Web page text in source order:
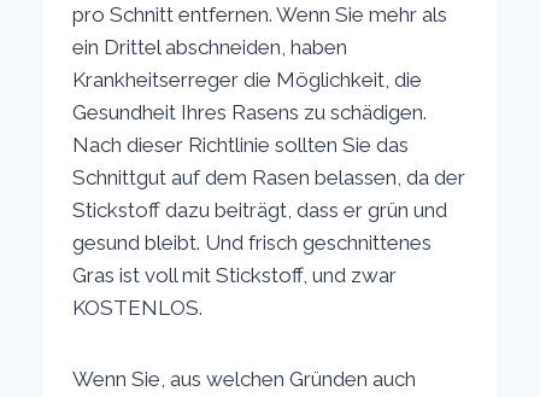
pro Schnitt entfernen. Wenn Sie mehr als
ein Drittel abschneiden, haben
Krankheitserreger die Möglichkeit, die
Gesundheit Ihres Rasens zu schädigen.
Nach dieser Richtlinie sollten Sie das
Schnittgut auf dem Rasen belassen, da der
Stickstoff dazu beiträgt, dass er grün und
gesund bleibt. Und frisch geschnittenes
Gras ist voll mit Stickstoff, und zwar
KOSTENLOS.
Wenn Sie, aus welchen Gründen auch